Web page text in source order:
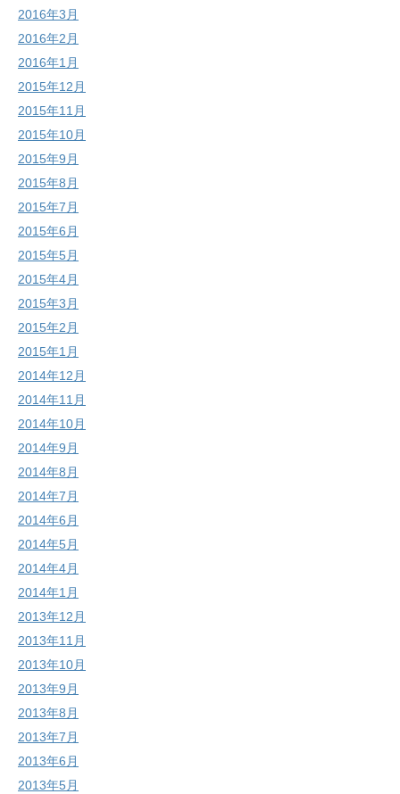
2016年3月
2016年2月
2016年1月
2015年12月
2015年11月
2015年10月
2015年9月
2015年8月
2015年7月
2015年6月
2015年5月
2015年4月
2015年3月
2015年2月
2015年1月
2014年12月
2014年11月
2014年10月
2014年9月
2014年8月
2014年7月
2014年6月
2014年5月
2014年4月
2014年1月
2013年12月
2013年11月
2013年10月
2013年9月
2013年8月
2013年7月
2013年6月
2013年5月